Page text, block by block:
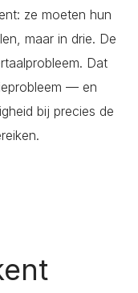
ze moeten hun
maar in drie. De
Dat
— en
bij precies de